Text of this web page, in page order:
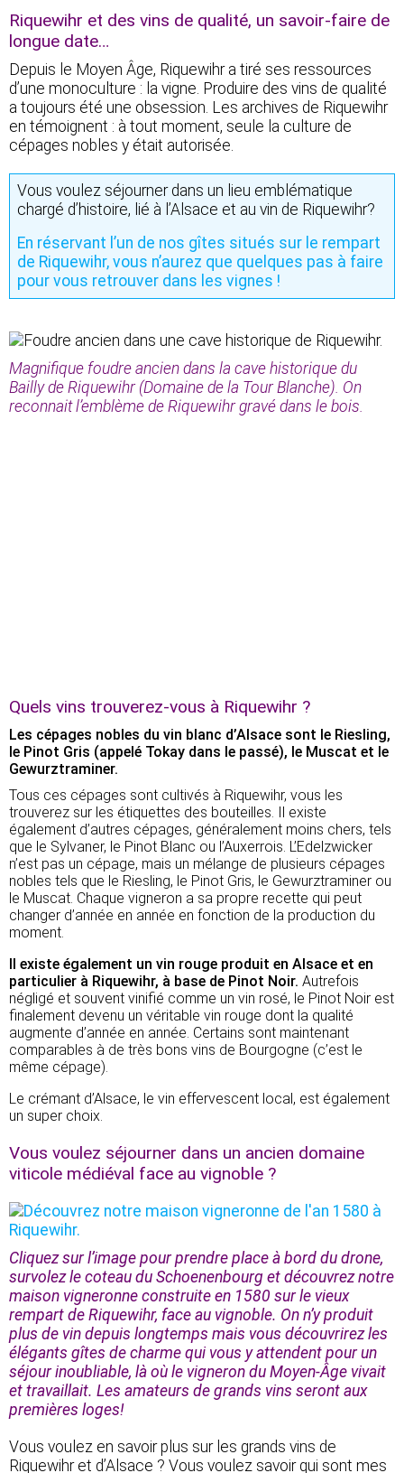
Riquewihr et des vins de qualité, un savoir-faire de
longue date…
Depuis le Moyen Âge, Riquewihr a tiré ses ressources
d’une monoculture : la vigne. Produire des vins de qualité
a toujours été une obsession. Les archives de Riquewihr
en témoignent : à tout moment, seule la culture de
cépages nobles y était autorisée.
Vous voulez séjourner dans un lieu emblématique
chargé d’histoire, lié à l’Alsace et au vin de Riquewihr?
En réservant l’un de nos gîtes situés sur le rempart
de Riquewihr, vous n’aurez que quelques pas à faire
pour vous retrouver dans les vignes !
Quels vins trouverez-vous à Riquewihr ?
Les cépages nobles du vin blanc d’Alsace sont le Riesling,
le Pinot Gris (appelé Tokay dans le passé), le Muscat et le
Gewurztraminer.
Tous ces cépages sont cultivés à Riquewihr, vous les
trouverez sur les étiquettes des bouteilles. Il existe
également d’autres cépages, généralement moins chers, tels
que le Sylvaner, le Pinot Blanc ou l’Auxerrois. L’Edelzwicker
n’est pas un cépage, mais un mélange de plusieurs cépages
nobles tels que le Riesling, le Pinot Gris, le Gewurztraminer ou
le Muscat. Chaque vigneron a sa propre recette qui peut
changer d’année en année en fonction de la production du
moment.
Il existe également un vin rouge produit en Alsace et en
particulier à Riquewihr, à base de Pinot Noir. Autrefois
négligé et souvent vinifié comme un vin rosé, le Pinot Noir est
finalement devenu un véritable vin rouge dont la qualité
augmente d’année en année. Certains sont maintenant
comparables à de très bons vins de Bourgogne (c’est le
même cépage).
Le crémant d’Alsace, le vin effervescent local, est également
un super choix.
Magnifique foudre ancien dans la cave historique du
Bailly de Riquewihr (Domaine de la Tour Blanche). On
reconnait l’emblème de Riquewihr gravé dans le bois.
Vous voulez séjourner dans un ancien domaine
viticole médiéval face au vignoble ?
Cliquez sur l’image pour prendre place à bord du drone,
survolez le coteau du Schoenenbourg et découvrez notre
maison vigneronne construite en 1580 sur le vieux
rempart de Riquewihr, face au vignoble. On n’y produit
plus de vin depuis longtemps mais vous découvrirez les
élégants gîtes de charme qui vous y attendent pour un
séjour inoubliable, là où le vigneron du Moyen-Âge vivait
et travaillait. Les amateurs de grands vins seront aux
premières loges!
Vous voulez en savoir plus sur les grands vins de
Riquewihr et d’Alsace ? Vous voulez savoir qui sont mes